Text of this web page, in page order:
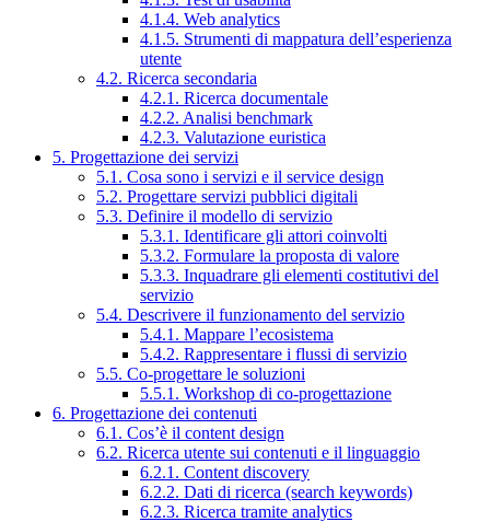
4.1.4. Web analytics
4.1.5. Strumenti di mappatura dell’esperienza
utente
4.2. Ricerca secondaria
4.2.1. Ricerca documentale
4.2.2. Analisi benchmark
4.2.3. Valutazione euristica
5. Progettazione dei servizi
5.1. Cosa sono i servizi e il service design
5.2. Progettare servizi pubblici digitali
5.3. Definire il modello di servizio
5.3.1. Identificare gli attori coinvolti
5.3.2. Formulare la proposta di valore
5.3.3. Inquadrare gli elementi costitutivi del
servizio
5.4. Descrivere il funzionamento del servizio
5.4.1. Mappare l’ecosistema
5.4.2. Rappresentare i flussi di servizio
5.5. Co-progettare le soluzioni
5.5.1. Workshop di co-progettazione
6. Progettazione dei contenuti
6.1. Cos’è il content design
6.2. Ricerca utente sui contenuti e il linguaggio
6.2.1. Content discovery
6.2.2. Dati di ricerca (search keywords)
6.2.3. Ricerca tramite analytics